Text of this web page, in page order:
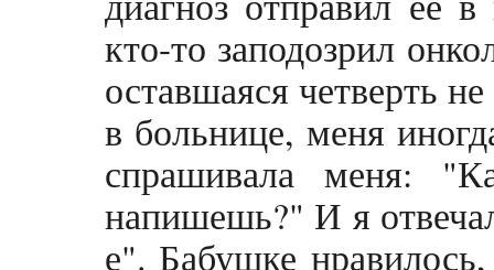
кто-то заподозрил
оставшаяся четверть
в больнице, меня
спрашивала меня:
напишешь?" И я
е". Бабушке